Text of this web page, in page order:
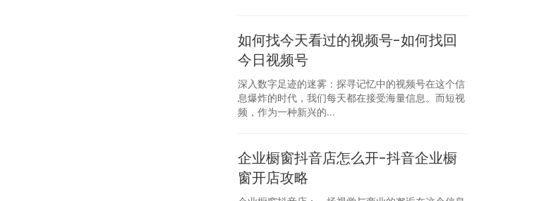
如何找今天看过的视频号-如何找回
今日视频号
深入数字足迹的迷雾：探寻记忆中的视频号在这个信
息爆炸的时代，我们每天都在接受海量信息。而短视
频，作为一种新兴的...
企业橱窗抖音店怎么开-抖音企业橱
窗开店攻略